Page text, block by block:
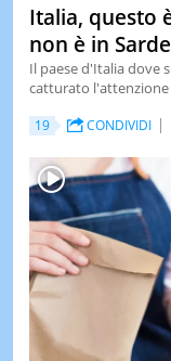
Italia, questo
non è in
Il paese d'Italia dove
catturato
19 CONDIVIDI